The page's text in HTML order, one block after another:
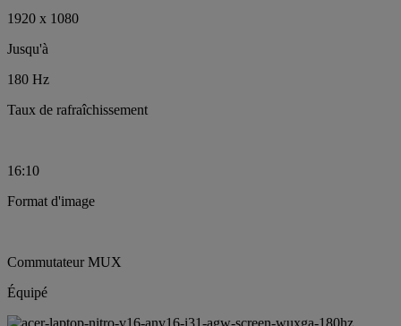
1920 x 1080
Jusqu'à
180 Hz
Taux de rafraîchissement
16:10
Format d'image
Commutateur MUX
Équipé